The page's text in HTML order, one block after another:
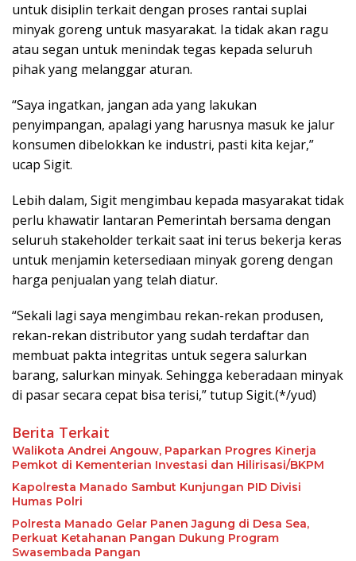
untuk disiplin terkait dengan proses rantai suplai
minyak goreng untuk masyarakat. Ia tidak akan ragu
atau segan untuk menindak tegas kepada seluruh
pihak yang melanggar aturan.
“Saya ingatkan, jangan ada yang lakukan
penyimpangan, apalagi yang harusnya masuk ke jalur
konsumen dibelokkan ke industri, pasti kita kejar,”
ucap Sigit.
Lebih dalam, Sigit mengimbau kepada masyarakat tidak
perlu khawatir lantaran Pemerintah bersama dengan
seluruh stakeholder terkait saat ini terus bekerja keras
untuk menjamin ketersediaan minyak goreng dengan
harga penjualan yang telah diatur.
“Sekali lagi saya mengimbau rekan-rekan produsen,
rekan-rekan distributor yang sudah terdaftar dan
membuat pakta integritas untuk segera salurkan
barang, salurkan minyak. Sehingga keberadaan minyak
di pasar secara cepat bisa terisi,” tutup Sigit.(*/yud)
Berita Terkait
Walikota Andrei Angouw, Paparkan Progres Kinerja
Pemkot di Kementerian Investasi dan Hilirisasi/BKPM
Kapolresta Manado Sambut Kunjungan PID Divisi
Humas Polri
Polresta Manado Gelar Panen Jagung di Desa Sea,
Perkuat Ketahanan Pangan Dukung Program
Swasembada Pangan